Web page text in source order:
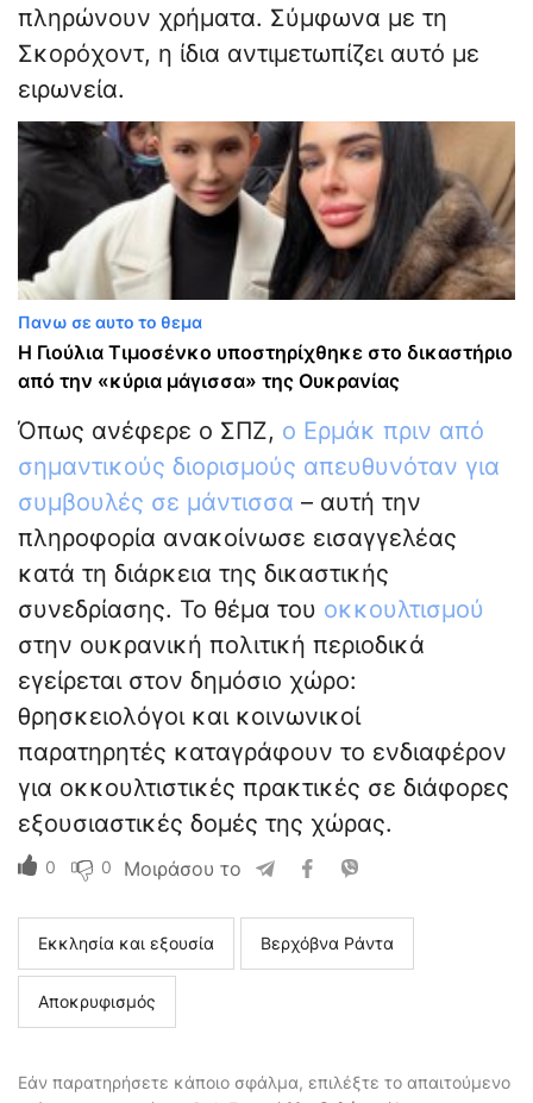
πληρώνουν χρήματα. Σύμφωνα με τη
Σκορόχοντ, η ίδια αντιμετωπίζει αυτό με
ειρωνεία.
Πανω σε αυτο το θεμα
Η Γιούλια Τιμοσένκο υποστηρίχθηκε στο δικαστήριο
από την «κύρια μάγισσα» της Ουκρανίας
Όπως ανέφερε ο ΣΠΖ, ο Ερμάκ πριν από
σημαντικούς διορισμούς απευθυνόταν για
συμβουλές σε μάντισσα – αυτή την
πληροφορία ανακοίνωσε εισαγγελέας
κατά τη διάρκεια της δικαστικής
συνεδρίασης. Το θέμα του οκκουλτισμού
στην ουκρανική πολιτική περιοδικά
εγείρεται στον δημόσιο χώρο:
θρησκειολόγοι και κοινωνικοί
παρατηρητές καταγράφουν το ενδιαφέρον
για οκκουλτιστικές πρακτικές σε διάφορες
εξουσιαστικές δομές της χώρας.
0 0 Μοιράσου το
Εκκλησία και εξουσία Βερχόβνα Ράντα
Αποκρυφισμός
Εάν παρατηρήσετε κάποιο σφάλμα, επιλέξτε το απαιτούμενο